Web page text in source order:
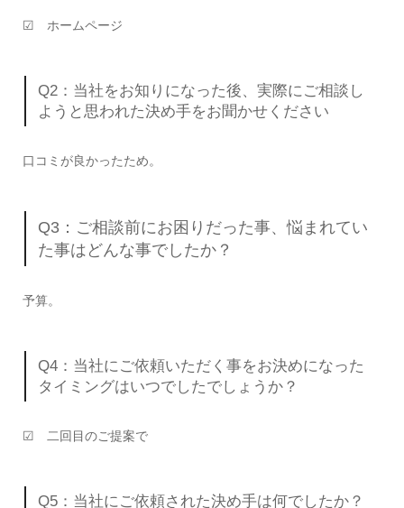
☑ ホームページ
Q2：当社をお知りになった後、実際にご相談し
ようと思われた決め手をお聞かせください
口コミが良かったため。
Q3：ご相談前にお困りだった事、悩まれてい
た事はどんな事でしたか？
予算。
Q4：当社にご依頼いただく事をお決めになった
タイミングはいつでしたでしょうか？
☑ 二回目のご提案で
Q5：当社にご依頼された決め手は何でしたか？